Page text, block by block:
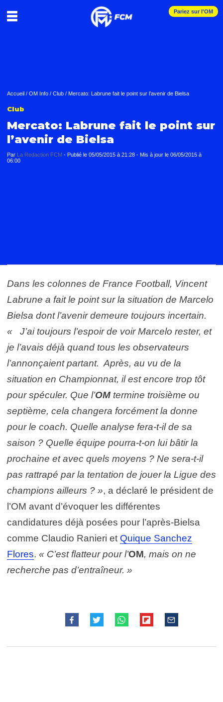
Pariez sur l'OM
Accueil / OM Info / Club / Mercato: Labrune fait le point sur l’avenir de Bielsa
Club
Mercato: Labrune fait le point sur
l’avenir de Bielsa
Par La Redaction FCM - Publié le 05/05/2015 à 21:28 - Mis à jour le 06/05/2015 à
06:00
Dans les colonnes de France Football, Vincent
Labrune a fait le point sur la situation de Marcelo
Bielsa dont l’avenir demeure toujours incertain.
« J’ai toujours l’espoir de voir Marcelo rester, et
je l’avais déjà quand tous les observateurs
l’annonçaient partant. Après, au vu de la
situation en Championnat, il est encore trop tôt
pour spéculer. Que l’OM termine troisième ou
septième, cela changera forcément la donne
pour le coach. Quelle analyse fera-t-il de sa
saison ? Quelle équipe pourra-t-on lui bâtir la
prochaine et avec quels moyens ? Ne sera-t-il
pas rattrapé par la tentation de jouer la Ligue des
champions ailleurs ? », a déclaré le président de
l’OM avant d’évoquer les différentes
candidatures déjà posées pour l’après-Bielsa
comme Claudio Ranieri et Quique Sanchez
Flores. « C’est flatteur pour l’OM, mais on ne
recherche pas d’entraîneur. »